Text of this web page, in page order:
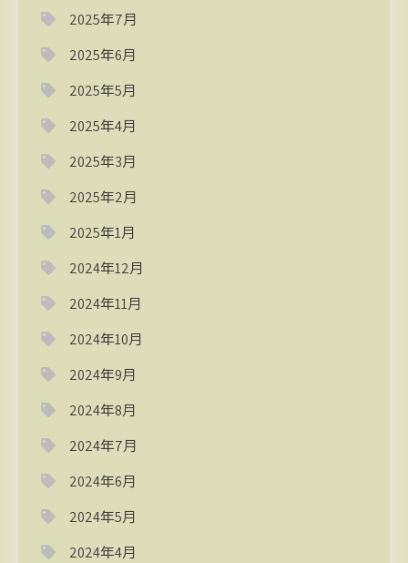
2025年7月
2025年6月
2025年5月
2025年4月
2025年3月
2025年2月
2025年1月
2024年12月
2024年11月
2024年10月
2024年9月
2024年8月
2024年7月
2024年6月
2024年5月
2024年4月